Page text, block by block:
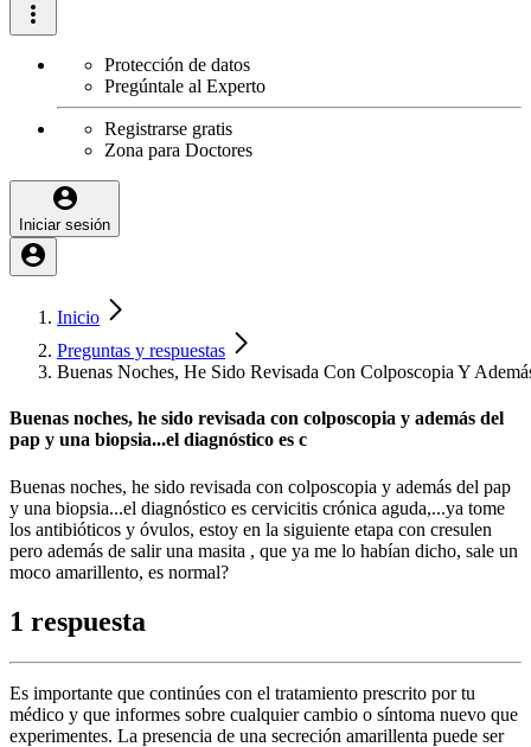
Protección de datos
Pregúntale al Experto
Registrarse gratis
Zona para Doctores
Iniciar sesión
Inicio
Preguntas y respuestas
Buenas Noches, He Sido Revisada Con Colposcopia Y
Buenas noches, he sido revisada con colposcopia y además del
pap y una biopsia...el diagnóstico es c
Buenas noches, he sido revisada con colposcopia y además del pap
y una biopsia...el diagnóstico es cervicitis crónica aguda,...ya tome
los antibióticos y óvulos, estoy en la siguiente etapa con cresulen
pero además de salir una masita , que ya me lo habían dicho, sale un
moco amarillento, es normal?
1 respuesta
Es importante que continúes con el tratamiento prescrito por tu
médico y que informes sobre cualquier cambio o síntoma nuevo que
experimentes. La presencia de una secreción amarillenta puede ser